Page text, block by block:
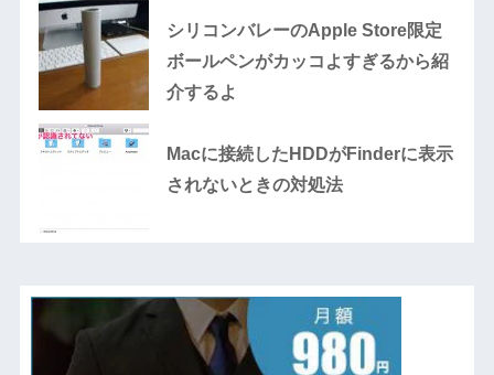
シリコンバレーのApple Store限定
ボールペンがカッコよすぎるから紹
介するよ
Macに接続したHDDがFinderに表示
されないときの対処法